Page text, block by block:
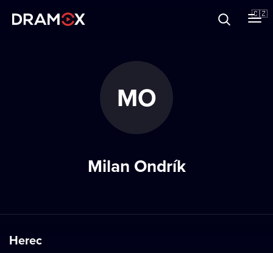
🇨🇿
MO
Milan Ondrík
Herec